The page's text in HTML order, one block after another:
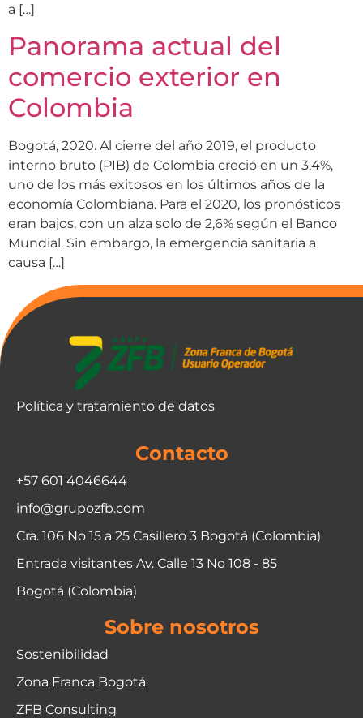
a […]
Panorama actual del
comercio exterior en
Colombia
Bogotá, 2020. Al cierre del año 2019, el producto
interno bruto (PIB) de Colombia creció en un 3.4%,
uno de los más exitosos en los últimos años de la
economía Colombiana. Para el 2020, los pronósticos
eran bajos, con un alza solo de 2,6% según el Banco
Mundial. Sin embargo, la emergencia sanitaria a
causa […]
Política y tratamiento de datos
Contacto
+57 601 4046644
info@grupozfb.com
Cra. 106 No 15 a 25 Casillero 3 Bogotá (Colombia)
Entrada visitantes Av. Calle 13 No 108 - 85
Bogotá (Colombia)
Sobre nosotros
Sostenibilidad
Zona Franca Bogotá
ZFB Consulting